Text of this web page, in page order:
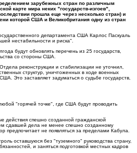
зарубежных стран по различным
карте мира неких "государств-изгоев",
прошла еще через несколько стран) и
которой США и Великобритания одну из стран
департамента США Карлос Паскуаль
нестабильности и риска".
будут обновлять перечень из 25 государств,
со стороны США.
реконструкции и стабилизации не уточнил,
структур, уничтоженных в ходе военных
Это заставляет задуматься о судьбе государств,
"горячей точке", где США будут проводить
действия спешно созданной гражданской
сдавшей дела не менее спешно созданному
предпочитает не появляться за пределами Кабула.
оставшуюся без "туземного" руководства страну,
и заняться подготовкой местных кадров